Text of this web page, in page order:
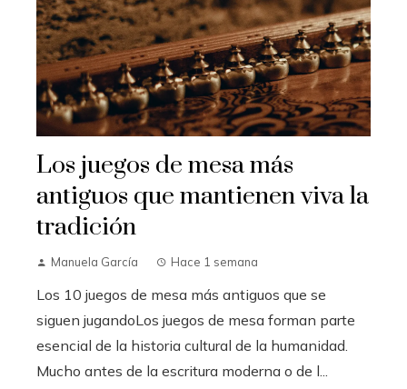
Los juegos de mesa más
antiguos que mantienen viva la
tradición
Manuela García Hace 1 semana
Los 10 juegos de mesa más antiguos que se
siguen jugandoLos juegos de mesa forman parte
esencial de la historia cultural de la humanidad.
Mucho antes de la escritura moderna o de l...